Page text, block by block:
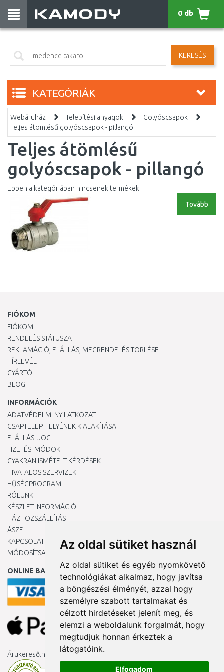
Az oldal sütiket használ
Az oldal sütiket és egyéb nyomkövető
technológiákat alkalmaz, hogy javítsa
a böngészési élményét, azzal hogy
személyre szabott tartalmakat és
célzott hirdetéseket jelenít meg, és
elemzi a weboldalunk forgalmát, hogy
megtudjuk honnan érkeztek a
látogatóink.
Elfogadom
KERESÉS
0 db
KATEGÓRIÁK
Webáruház Telepítési anyagok
Golyóscsapok
Teljes átömlésű golyóscsapok - pillangó
Teljes átömlésű
golyóscsapok - pillangó
Ebben a kategóriában nincsenek termékek.
Tovább
FIÓKOM
FIÓKOM
RENDELÉS STÁTUSZA
REKLAMÁCIÓ, ELÁLLÁS, MEGRENDELÉS TÖRLÉSE
HÍRLEVÉL
GYÁRTÓ
BLOG
INFORMÁCIÓK
ADATVÉDELMI NYILATKOZAT
CSAPTELEP HELYÉNEK KIALAKÍTÁSA
ELÁLLÁSI JOG
FIZETÉSI MÓDOK
GYAKRAN ISMÉTELT KÉRDÉSEK
HIVATALOS SZERVIZEK
HŰSÉGPROGRAM
RÓLUNK
KÉSZLET INFORMÁCIÓ
HÁZHOZSZÁLLÍTÁS
ÁSZF
KAPCSOLAT
MÓDOSÍTSA A COOKIE-BEÁLLÍTÁSAIMAT
ONLINE BANKKÁRTYÁVAL
Árukereső.hu